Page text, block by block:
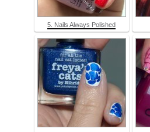
5. Nails Always Polished